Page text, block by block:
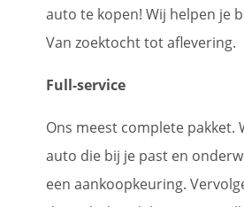
auto te kopen! Wij helpen je
Van zoektocht tot aflevering.
Full-service
Ons meest complete pakket.
auto die bij je past en
een aankoopkeuring.